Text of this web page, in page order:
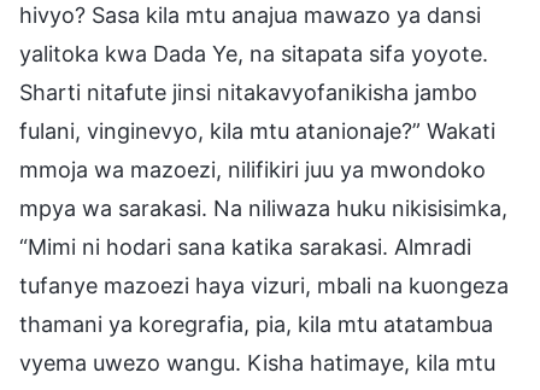
hivyo? Sasa kila mtu anajua mawazo ya dansi
yalitoka kwa Dada Ye, na sitapata sifa yoyote.
Sharti nitafute jinsi nitakavyofanikisha jambo
fulani, vinginevyo, kila mtu atanionaje?” Wakati
mmoja wa mazoezi, nilifikiri juu ya mwondoko
mpya wa sarakasi. Na niliwaza huku nikisisimka,
“Mimi ni hodari sana katika sarakasi. Almradi
tufanye mazoezi haya vizuri, mbali na kuongeza
thamani ya koregrafia, pia, kila mtu atatambua
vyema uwezo wangu. Kisha hatimaye, kila mtu